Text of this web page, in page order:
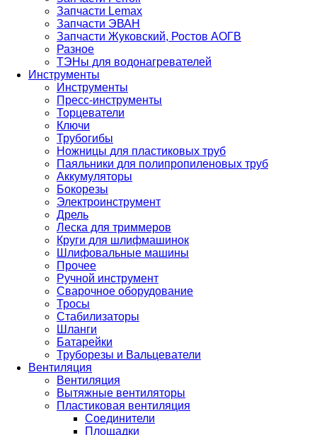
Запчасти Lemax
Запчасти ЭВАН
Запчасти Жуковский, Ростов АОГВ
Разное
ТЭНы для водонагревателей
Инструменты
Инструменты
Пресс-инструменты
Торцеватели
Ключи
Трубогибы
Ножницы для пластиковых труб
Паяльники для полипропиленовых труб
Аккумуляторы
Бокорезы
Электроинструмент
Дрель
Леска для триммеров
Круги для шлифмашинок
Шлифовальные машины
Прочее
Ручной инструмент
Сварочное оборудование
Тросы
Стабилизаторы
Шланги
Батарейки
Труборезы и Вальцеватели
Вентиляция
Вентиляция
Вытяжные вентиляторы
Пластиковая вентиляция
Соединители
Площадки